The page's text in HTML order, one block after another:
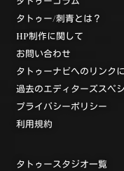
タトゥー/刺青とは？
HP制作に関して
お問い合わせ
タトゥーナビへのリンク
過去のエディターズスペ
プライバシーポリシー
利用規約
タトゥースタジオ一覧